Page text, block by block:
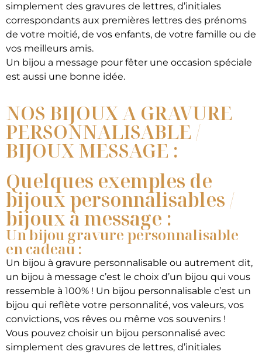
simplement des gravures de lettres, d’initiales
correspondants aux premières lettres des prénoms
de votre moitié, de vos enfants, de votre famille ou de
vos meilleurs amis.
Un bijou a message pour fêter une occasion spéciale
est aussi une bonne idée.
NOS BIJOUX A GRAVURE
PERSONNALISABLE /
BIJOUX MESSAGE :
Quelques exemples de
bijoux personnalisables /
bijoux à message :
Un bijou gravure personnalisable
en cadeau :
Un bijou à gravure personnalisable ou autrement dit,
un bijou à message c’est le choix d’un bijou qui vous
ressemble à 100% ! Un bijou personnalisable c’est un
bijou qui reflète votre personnalité, vos valeurs, vos
convictions, vos rêves ou même vos souvenirs !
​Vous pouvez choisir un bijou personnalisé avec
simplement des gravures de lettres, d’initiales